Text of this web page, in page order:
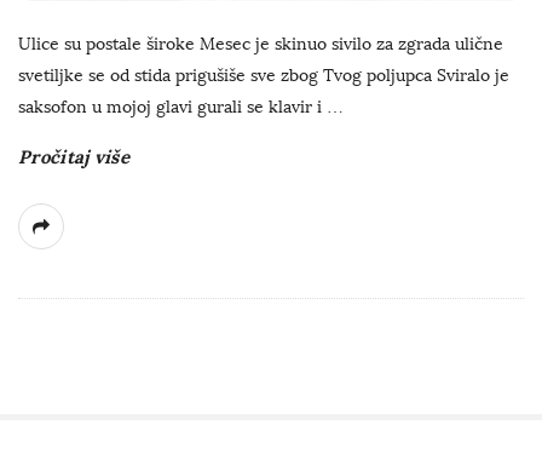
Ulice su postale široke Mesec je skinuo sivilo za zgrada ulične
svetiljke se od stida prigušiše sve zbog Tvog poljupca Sviralo je
saksofon u mojoj glavi gurali se klavir i …
Pročitaj više